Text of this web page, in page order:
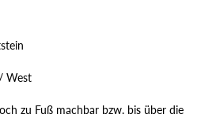
West
zu Fuß machbar bzw. bis über die